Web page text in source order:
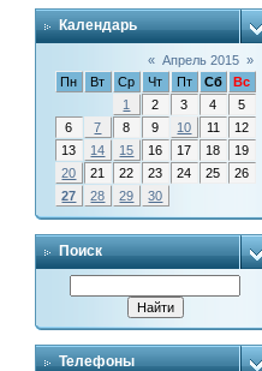
Календарь
« Апрель 2015 »
Пн
Вт Ср Чт Пт Сб
Вс
1
2 3 4
5
6
7 8 9 10 11
12
13
14 15 16 17 18
19
20
21 22 23 24 25
26
27
28 29 30
Поиск
Телефоны